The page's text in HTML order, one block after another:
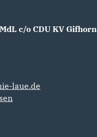
c/o CDU KV Gifhorn
laue.de